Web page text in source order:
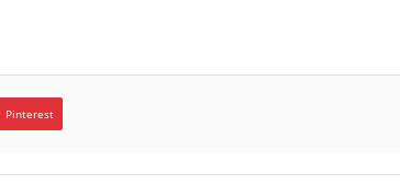
Pinterest